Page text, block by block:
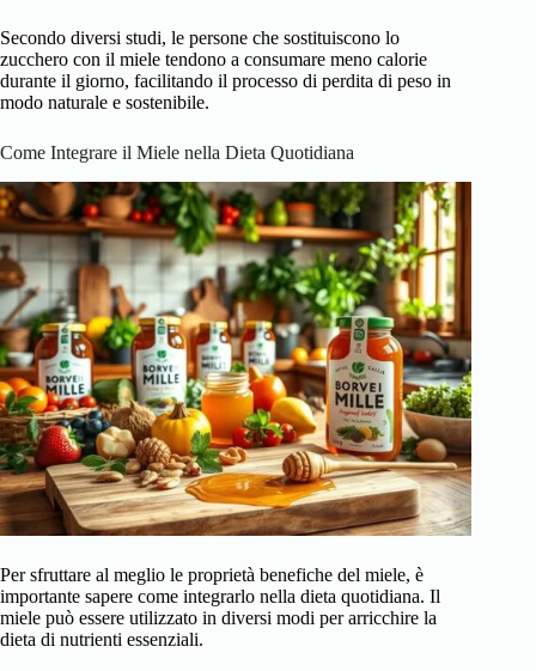
Secondo diversi studi, le persone che sostituiscono lo
zucchero con il miele tendono a consumare meno calorie
durante il giorno, facilitando il processo di perdita di peso in
modo naturale e sostenibile.
Come Integrare il Miele nella Dieta Quotidiana
Per sfruttare al meglio le proprietà benefiche del miele, è
importante sapere come integrarlo nella dieta quotidiana. Il
miele può essere utilizzato in diversi modi per arricchire la
dieta di nutrienti essenziali.